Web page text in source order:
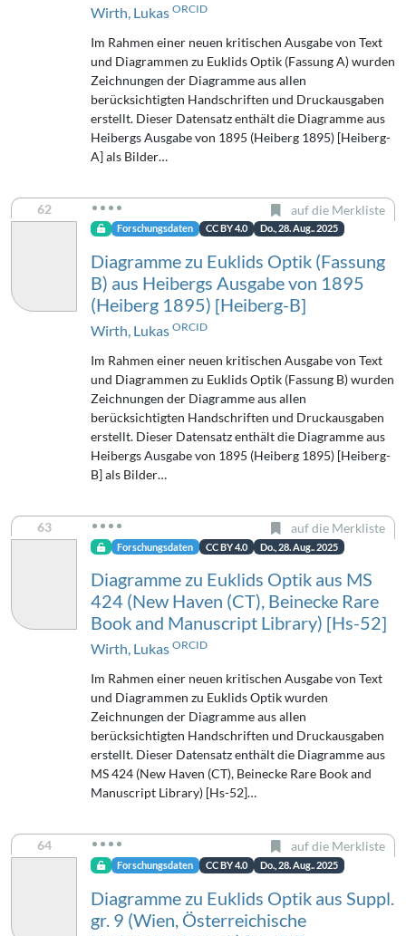
Wirth, Lukas ORCID
Im Rahmen einer neuen kritischen Ausgabe von Text
und Diagrammen zu Euklids Optik (Fassung A) wurden
Zeichnungen der Diagramme aus allen
berücksichtigten Handschriften und Druckausgaben
erstellt. Dieser Datensatz enthält die Diagramme aus
Heibergs Ausgabe von 1895 (Heiberg 1895) [Heiberg-
A] als Bilder…
62 auf die Merkliste
Forschungsdaten CC BY 4.0 Do., 28. Aug.. 2025
Diagramme zu Euklids Optik (Fassung
B) aus Heibergs Ausgabe von 1895
(Heiberg 1895) [Heiberg-B]
Wirth, Lukas ORCID
Im Rahmen einer neuen kritischen Ausgabe von Text
und Diagrammen zu Euklids Optik (Fassung B) wurden
Zeichnungen der Diagramme aus allen
berücksichtigten Handschriften und Druckausgaben
erstellt. Dieser Datensatz enthält die Diagramme aus
Heibergs Ausgabe von 1895 (Heiberg 1895) [Heiberg-
B] als Bilder…
63 auf die Merkliste
Forschungsdaten CC BY 4.0 Do., 28. Aug.. 2025
Diagramme zu Euklids Optik aus MS
424 (New Haven (CT), Beinecke Rare
Book and Manuscript Library) [Hs-52]
Wirth, Lukas ORCID
Im Rahmen einer neuen kritischen Ausgabe von Text
und Diagrammen zu Euklids Optik wurden
Zeichnungen der Diagramme aus allen
berücksichtigten Handschriften und Druckausgaben
erstellt. Dieser Datensatz enthält die Diagramme aus
MS 424 (New Haven (CT), Beinecke Rare Book and
Manuscript Library) [Hs-52]…
64 auf die Merkliste
Forschungsdaten CC BY 4.0 Do., 28. Aug.. 2025
Diagramme zu Euklids Optik aus Suppl.
gr. 9 (Wien, Österreichische